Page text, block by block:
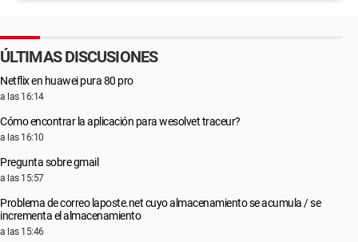
ÚLTIMAS DISCUSIONES
Netflix en huawei pura 80 pro
a las 16:14
Cómo encontrar la aplicación para wesolvet traceur?
a las 16:10
Pregunta sobre gmail
a las 15:57
Problema de correo laposte.net cuyo almacenamiento se acumula / se
incrementa el almacenamiento
a las 15:46